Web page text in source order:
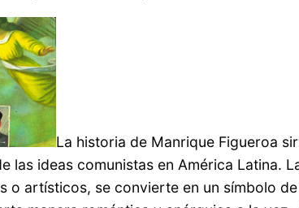
La historia de Manrique Figueroa
las ideas comunistas en América Latina.
o artísticos, se convierte en un símbolo